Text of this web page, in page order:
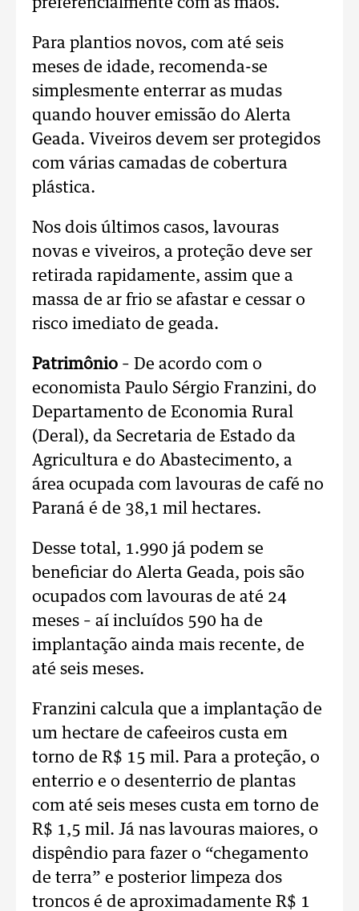
preferencialmente com as mãos.
Para plantios novos, com até seis
meses de idade, recomenda-se
simplesmente enterrar as mudas
quando houver emissão do Alerta
Geada. Viveiros devem ser protegidos
com várias camadas de cobertura
plástica.
Nos dois últimos casos, lavouras
novas e viveiros, a proteção deve ser
retirada rapidamente, assim que a
massa de ar frio se afastar e cessar o
risco imediato de geada.
Patrimônio – De acordo com o
economista Paulo Sérgio Franzini, do
Departamento de Economia Rural
(Deral), da Secretaria de Estado da
Agricultura e do Abastecimento, a
área ocupada com lavouras de café no
Paraná é de 38,1 mil hectares.
Desse total, 1.990 já podem se
beneficiar do Alerta Geada, pois são
ocupados com lavouras de até 24
meses – aí incluídos 590 ha de
implantação ainda mais recente, de
até seis meses.
Franzini calcula que a implantação de
um hectare de cafeeiros custa em
torno de R$ 15 mil. Para a proteção, o
enterrio e o desenterrio de plantas
com até seis meses custa em torno de
R$ 1,5 mil. Já nas lavouras maiores, o
dispêndio para fazer o “chegamento
de terra” e posterior limpeza dos
troncos é de aproximadamente R$ 1